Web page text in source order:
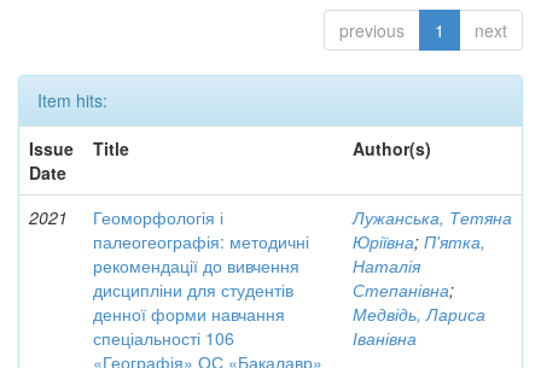
previous 1 next
Item hits:
Issue
Date
Title Author(s)
2021
Геоморфологія і
палеогеографія: методичні
рекомендації до вивчення
дисципліни для студентів
денної форми навчання
спеціальності 106
«Географія» ОС «Бакалавр»
Лужанська, Тетяна
Юріївна; П'ятка,
Наталія
Степанівна;
Медвідь, Лариса
Іванівна